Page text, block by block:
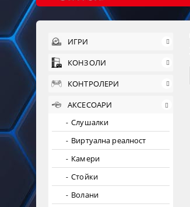
ИГРИ
КОНЗОЛИ
КОНТРОЛЕРИ
АКСЕСОАРИ
Слушалки
Виртуална реалност
Камери
Стойки
Волани